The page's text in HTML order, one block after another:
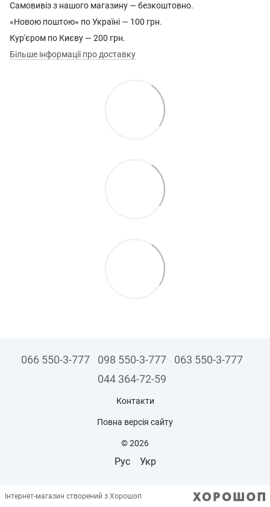
Самовивіз з нашого магазину — безкоштовно.
«Новою поштою» по Україні — 100 грн.
Кур'єром по Києву — 200 грн.
Більше інформації про доставку
066 550-3-777 098 550-3-777
063 550-3-777
044 364-72-59
Контакти
Повна версія сайту
© 2026
Рус Укр
Інтернет-магазин створений з Хорошоп